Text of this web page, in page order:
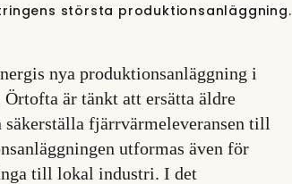
största produktionsanläggning.
nya produktionsanläggning i
är tänkt att ersätta äldre
fjärrvärmeleveransen till
utformas även för
till lokal industri. I det